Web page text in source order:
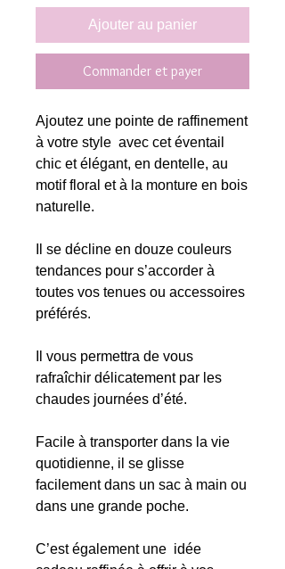
Ajouter au panier
Commander et payer
Ajoutez une pointe de raffinement
à votre style avec cet éventail
chic et élégant, en dentelle, au
motif floral et à la monture en bois
naturelle.
Il se décline en douze couleurs
tendances pour s’accorder à
toutes vos tenues ou accessoires
préférés.
Il vous permettra de vous
rafraîchir délicatement par les
chaudes journées d’été.
Facile à transporter dans la vie
quotidienne, il se glisse
facilement dans un sac à main ou
dans une grande poche.
C’est également une idée